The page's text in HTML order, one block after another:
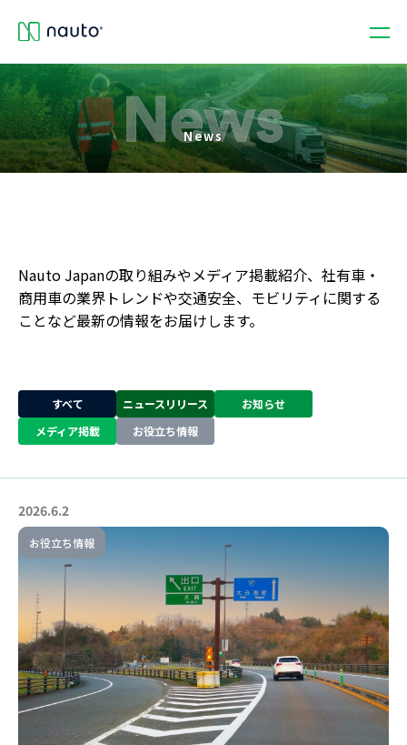
News
Nauto Japanの取り組みやメディア掲載紹介、社有車・
商用車の業界トレンドや交通安全、モビリティに関する
ことなど最新の情報をお届けします。
すべて ニュースリリース
お知らせ
メディア掲載
お役立ち情報
2026.6.2
お役立ち情報